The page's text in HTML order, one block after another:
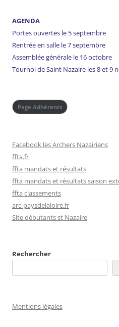
AGENDA
Portes ouvertes le 5 septembre
Rentrée en salle le 7 septembre
Assemblée générale le 16 octobre
Tournoi de Saint Nazaire les 8 et 9
Page Adhérents
Facebook les Archers Nazairiens
ffta.fr
ffta mandats et résultats
ffta mandats et résultats saison
ffta classements
arc-paysdelaloire.fr
Site débutants st Nazaire
Rechercher
Mentions légales